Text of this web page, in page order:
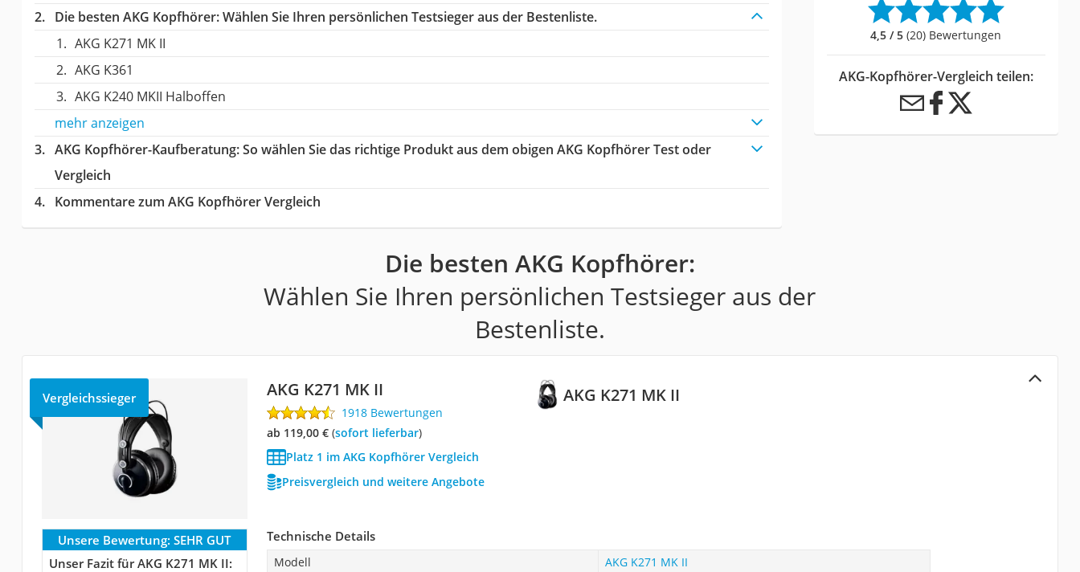
Die besten AKG Kopfhörer:Wählen Sie Ihren persönlichen Testsieger aus der Bestenliste.
AKG K271 MK II
AKG K361
AKG K240 MKII Halboffen
mehr anzeigen
AKG Kopfhörer-Kaufberatung: So wählen Sie das richtige Produkt aus dem obigen AKG Kopfhörer Test oder
Vergleich
Kommentare zum AKG Kopfhörer Vergleich
4,5 / 5 (20) Bewertungen
AKG-Kopfhörer-Vergleich teilen:
Die besten AKG Kopfhörer:
Wählen Sie Ihren persönlichen Testsieger aus der
Bestenliste.
AKG K271 MK II
Vergleichssieger AKG K271 MK II
1918 Bewertungen
ab 119,00 €( Sofort lieferbar)
Platz 1 im AKG Kopfhörer Vergleich
Preisvergleich und weitere Angebote
Unsere Bewertung: SEHR GUT
Unser Fazit für AKG K271 MK II:
Technische Details
Modell
AKG K271 MK II